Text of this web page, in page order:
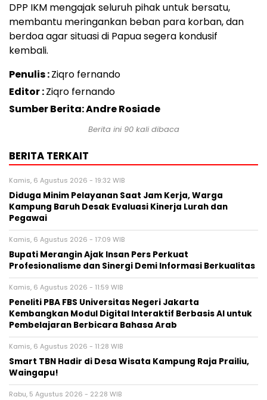
DPP IKM mengajak seluruh pihak untuk bersatu,
membantu meringankan beban para korban, dan
berdoa agar situasi di Papua segera kondusif
kembali.
Penulis :Ziqro fernando
Editor :Ziqro fernando
Sumber Berita: Andre Rosiade
Berita ini 90kali dibaca
BERITA TERKAIT
Kamis, 6 Agustus 2026 - 19:32 WIB
Diduga Minim Pelayanan Saat Jam Kerja, Warga
Kampung Baruh Desak Evaluasi Kinerja Lurah dan
Pegawai
Kamis, 6 Agustus 2026 - 17:09 WIB
Bupati Merangin Ajak Insan Pers Perkuat
Profesionalisme dan Sinergi Demi Informasi Berkualitas
Kamis, 6 Agustus 2026 - 11:59 WIB
Peneliti PBA FBS Universitas Negeri Jakarta
Kembangkan Modul Digital Interaktif Berbasis AI untuk
Pembelajaran Berbicara Bahasa Arab
Kamis, 6 Agustus 2026 - 11:28 WIB
Smart TBN Hadir di Desa Wisata Kampung Raja Prailiu,
Waingapu!
Rabu, 5 Agustus 2026 - 22:28 WIB